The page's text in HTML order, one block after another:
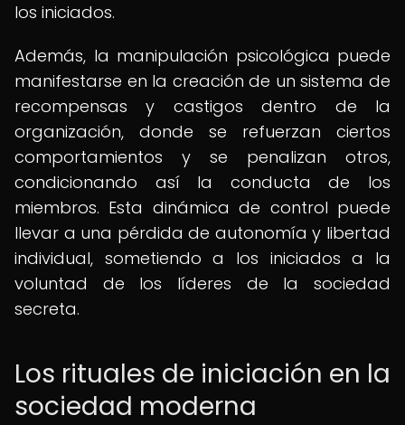
los iniciados.
Además, la manipulación psicológica puede
manifestarse en la creación de un sistema de
recompensas y castigos dentro de la
organización, donde se refuerzan ciertos
comportamientos y se penalizan otros,
condicionando así la conducta de los
miembros. Esta dinámica de control puede
llevar a una pérdida de autonomía y libertad
individual, sometiendo a los iniciados a la
voluntad de los líderes de la sociedad
secreta.
Los rituales de iniciación en la
sociedad moderna